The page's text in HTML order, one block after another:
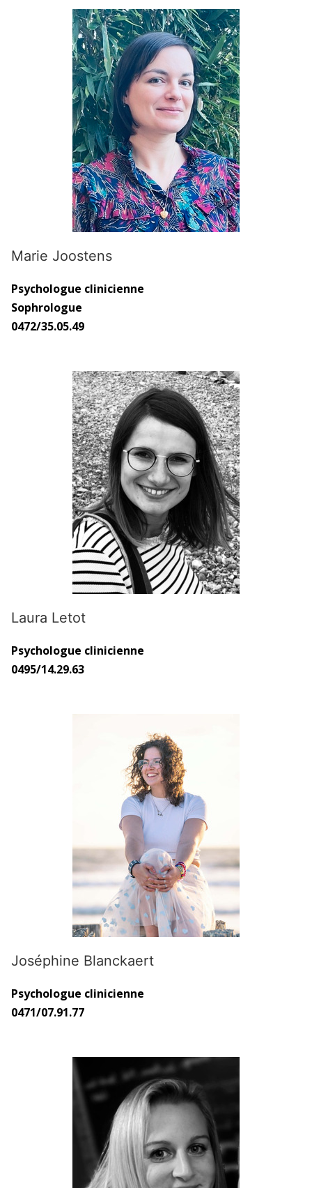
Marie Joostens
Psychologue clinicienne
Sophrologue
0472/35.05.49
Laura Letot
Psychologue clinicienne
0495/14.29.63
Joséphine Blanckaert
Psychologue clinicienne
0471/07.91.77